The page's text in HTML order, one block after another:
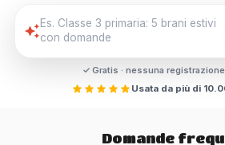
✓ Gratis · nessuna
Usata da più di
Domande